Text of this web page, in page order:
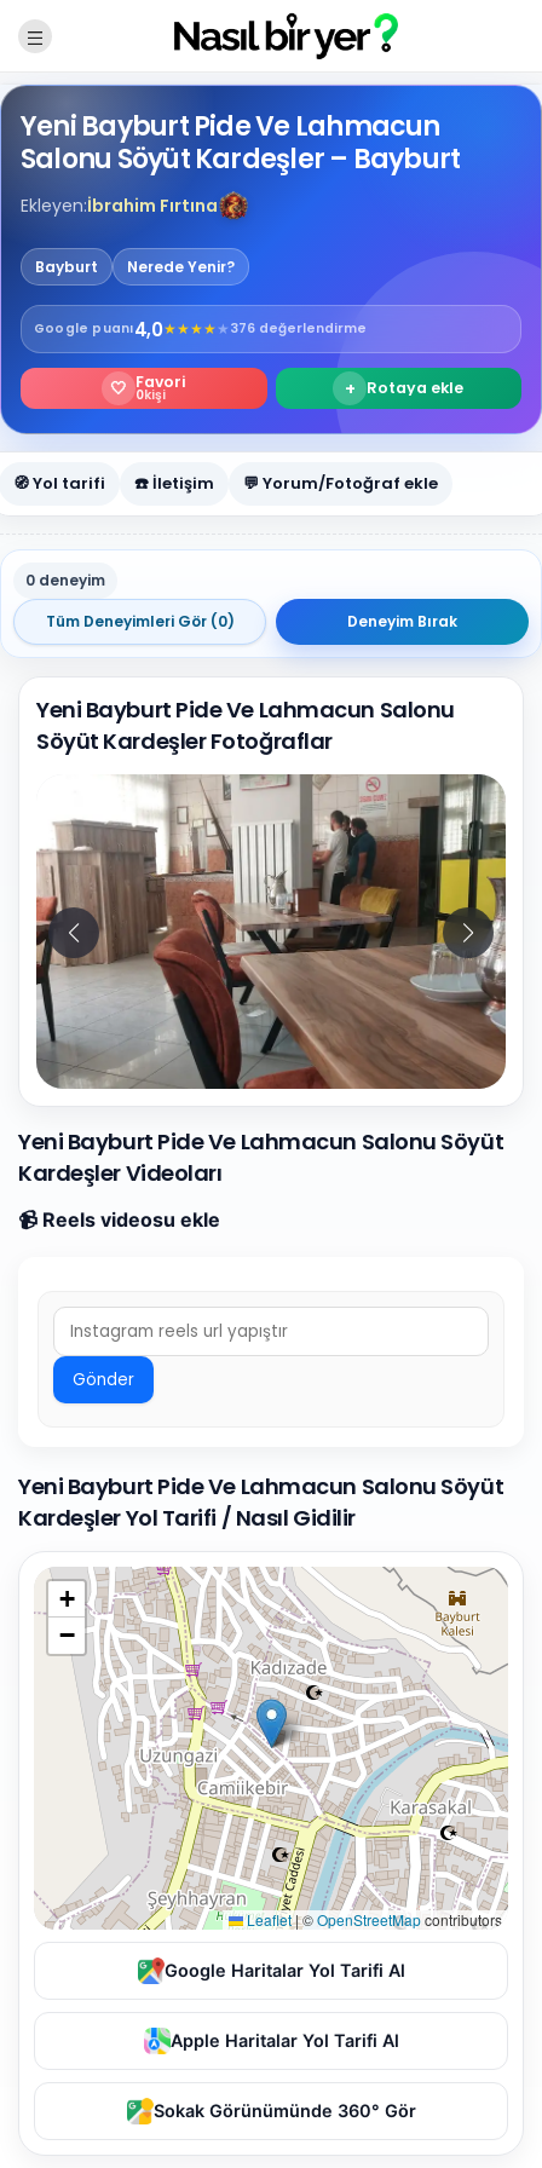
Yeni Bayburt Pide Ve Lahmacun
Salonu Söyüt Kardeşler – Bayburt
Ekleyen:İbrahim Fırtına
Bayburt Nerede Yenir?
Google puanı4,0★★★★★ 376 değerlendirme
🤍 Favori
0kişi + Rotaya ekle
🧭 Yol tarifi ☎️ İletişim 💬 Yorum/Fotoğraf ekle
0 deneyim
Tüm Deneyimleri Gör (0)
Deneyim Bırak
Yeni Bayburt Pide Ve Lahmacun Salonu
Söyüt Kardeşler Fotoğraflar
10 Fotoğraf
Yeni Bayburt Pide Ve Lahmacun Salonu Söyüt
Kardeşler Videoları
📹 Reels videosu ekle
Gönder
Yeni Bayburt Pide Ve Lahmacun Salonu Söyüt
Kardeşler Yol Tarifi / Nasıl Gidilir
+
−
Leaflet|©OpenStreetMapcontributors
Google Haritalar Yol Tarifi Al
Apple Haritalar Yol Tarifi Al
Sokak Görünümünde 360° Gör